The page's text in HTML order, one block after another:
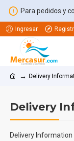
Para pedidos y
Ingresar
Delivery
Delivery
Delivery Information